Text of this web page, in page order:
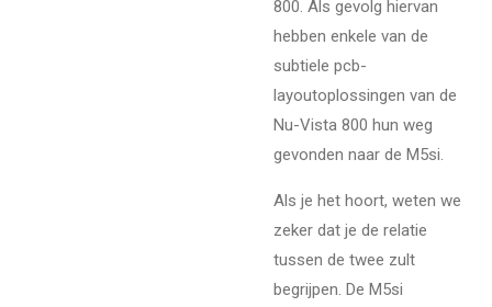
800. Als gevolg hiervan
hebben enkele van de
subtiele pcb-
layoutoplossingen van de
Nu-Vista 800 hun weg
gevonden naar de M5si.
Als je het hoort, weten we
zeker dat je de relatie
tussen de twee zult
begrijpen. De M5si